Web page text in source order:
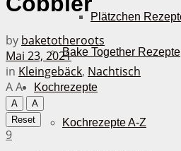
Plätzchen
Bake Together Rezepte
Kochrezepte
Kochrezepte A-Z
by baketotheroots
Mai 23, 2021
in Kleingebäck, Nachtisch
AA
A
A
Reset
9